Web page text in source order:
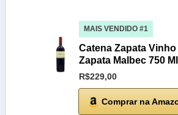
MAIS VENDIDO #1
Catena Zapata
Zapata Malbec 750 Ml
R$229,00
Comprar na